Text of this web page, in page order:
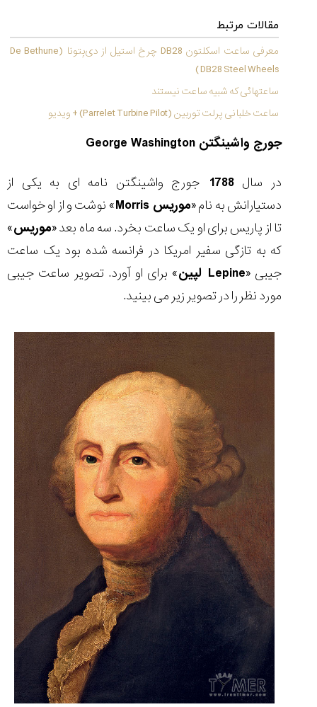
مقالات مرتبط
معرفی ساعت اسکلتون DB28 چرخ استیل از دی‌بِتونا (De Bethune
DB28 Steel Wheels )
ساعتهائی که شبیه ساعت نیستند
ساعت خلبانی پرلت توربین (Parrelet Turbine Pilot) + ویدیو
جورج واشینگتن George Washington
در سال1788 جورج واشینگتن نامه ای به یکی از
دستیارانش به نام «موریس Morris» نوشت و از او خواست
تا از پاریس برای او یک ساعت بخرد. سه ماه بعد «موریس»
که به تازگی سفیر امریکا در فرانسه شده بود یک ساعت
جیبی «Lepine لپین» برای او آورد. تصویر ساعت جیبی
مورد نظر را در تصویر زیر می بینید.
ساخت ساعت‌های
کاور؛ بازدید ایران
تایمر از کارخانه
Cover Watches
سوئیس
(Cornavin)؛
اختصاصی با مدیر
برند ساعت
سوئیسی در دفتر
مرکزی سوئیس
فعالان منتخب